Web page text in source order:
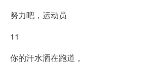
努力吧，运动员
11
你的汗水洒在跑道，